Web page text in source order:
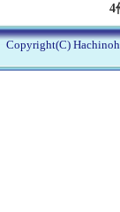
4
Copyright(C)